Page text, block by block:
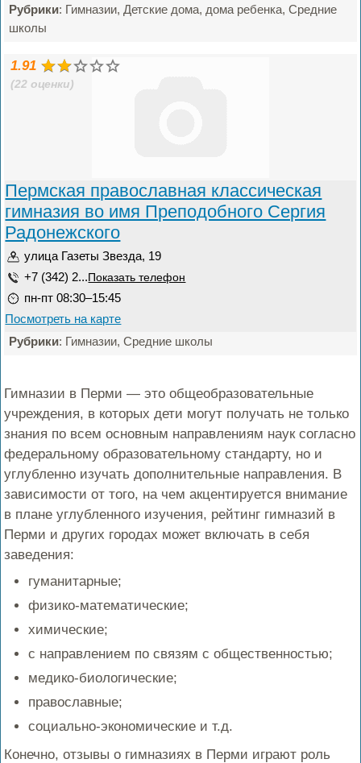
Рубрики: Гимназии, Детские дома, дома ребенка, Средние
школы
1.91
(22 оценки)
Пермская православная классическая
гимназия во имя Преподобного Сергия
Радонежского
улица Газеты Звезда, 19
+7 (342) 2... Показать телефон
пн-пт 08:30–15:45
Посмотреть на карте
Рубрики: Гимназии, Средние школы
Гимназии в Перми — это общеобразовательные
учреждения, в которых дети могут получать не только
знания по всем основным направлениям наук согласно
федеральному образовательному стандарту, но и
углубленно изучать дополнительные направления. В
зависимости от того, на чем акцентируется внимание
в плане углубленного изучения, рейтинг гимназий в
Перми и других городах может включать в себя
заведения:
гуманитарные;
физико-математические;
химические;
с направлением по связям с общественностью;
медико-биологические;
православные;
социально-экономические и т.д.
Конечно, отзывы о гимназиях в Перми играют роль